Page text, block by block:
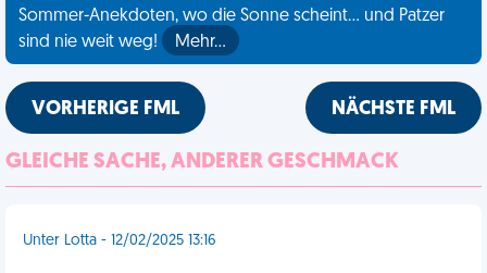
Sommer-Anekdoten, wo die Sonne scheint... und Patzer
sind nie weit weg!
Mehr…
VORHERIGE FML NÄCHSTE FML
GLEICHE SACHE, ANDERER GESCHMACK
Unter Lotta - 12/02/2025 13:16